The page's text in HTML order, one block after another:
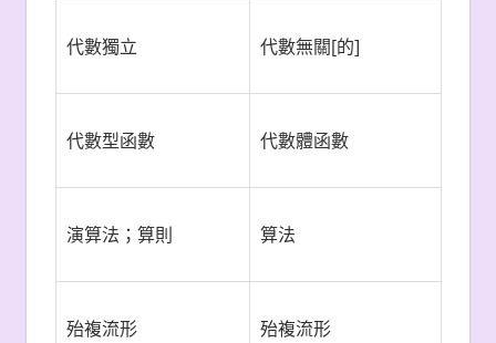
代數獨立 代數無關[的]
代數型函數 代數體函數
演算法；算則 算法
殆複流形 殆複流形